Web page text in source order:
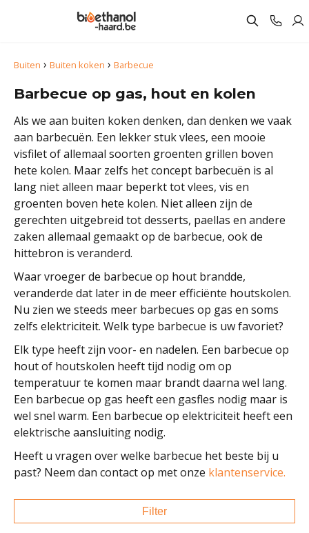
Buiten › Buiten koken › Barbecue
Barbecue op gas, hout en kolen
Als we aan buiten koken denken, dan denken we vaak
aan barbecuën. Een lekker stuk vlees, een mooie
visfilet of allemaal soorten groenten grillen boven
hete kolen. Maar zelfs het concept barbecuën is al
lang niet alleen maar beperkt tot vlees, vis en
groenten boven hete kolen. Niet alleen zijn de
gerechten uitgebreid tot desserts, paellas en andere
zaken allemaal gemaakt op de barbecue, ook de
hittebron is veranderd.
Waar vroeger de barbecue op hout brandde,
veranderde dat later in de meer efficiënte houtskolen.
Nu zien we steeds meer barbecues op gas en soms
zelfs elektriciteit. Welk type barbecue is uw favoriet?
Elk type heeft zijn voor- en nadelen. Een barbecue op
hout of houtskolen heeft tijd nodig om op
temperatuur te komen maar brandt daarna wel lang.
Een barbecue op gas heeft een gasfles nodig maar is
wel snel warm. Een barbecue op elektriciteit heeft een
elektrische aansluiting nodig.
Heeft u vragen over welke barbecue het beste bij u
past? Neem dan contact op met onze klantenservice.
Filter